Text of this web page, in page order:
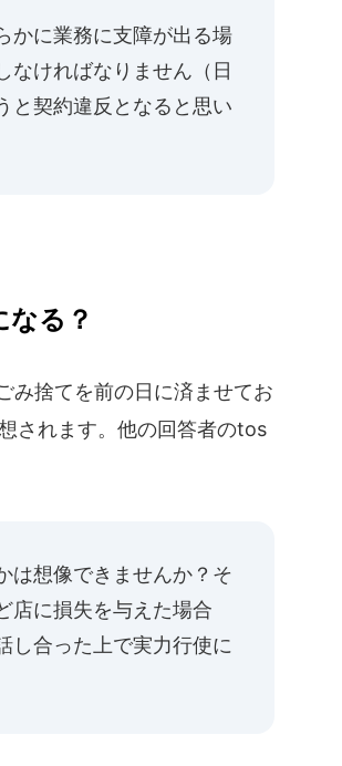
かに業務に支障が出る場
なければなりません（日
と契約違反となると思い
る？
み捨てを前の日に済ませてお
されます。他の回答者のtos
は想像できませんか？そ
店に損失を与えた場合
し合った上で実力行使に